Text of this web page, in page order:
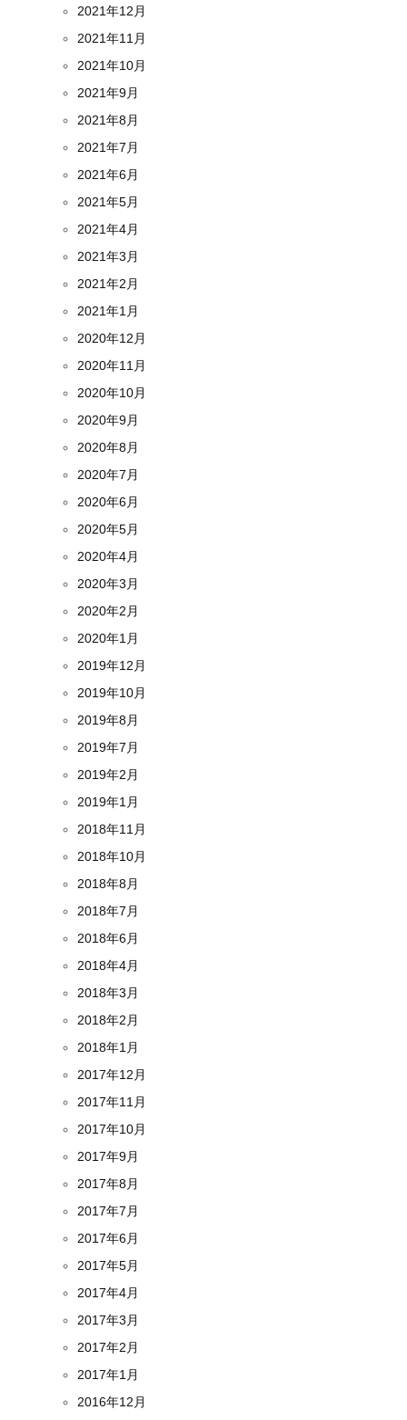
2021年12月
2021年11月
2021年10月
2021年9月
2021年8月
2021年7月
2021年6月
2021年5月
2021年4月
2021年3月
2021年2月
2021年1月
2020年12月
2020年11月
2020年10月
2020年9月
2020年8月
2020年7月
2020年6月
2020年5月
2020年4月
2020年3月
2020年2月
2020年1月
2019年12月
2019年10月
2019年8月
2019年7月
2019年2月
2019年1月
2018年11月
2018年10月
2018年8月
2018年7月
2018年6月
2018年4月
2018年3月
2018年2月
2018年1月
2017年12月
2017年11月
2017年10月
2017年9月
2017年8月
2017年7月
2017年6月
2017年5月
2017年4月
2017年3月
2017年2月
2017年1月
2016年12月